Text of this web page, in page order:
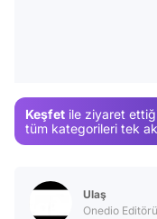
Keşfet ile ziyaret
tüm kategorileri tek
Ulaş
Onedio Editörü